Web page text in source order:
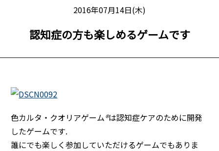
2016年07月14日(木)
認知症の方も楽しめるゲームです
色カルタ・クオリアゲーム®は認知症ケアのために開発
したゲームです.
誰にでも楽しく参加していただけるゲームでもありま